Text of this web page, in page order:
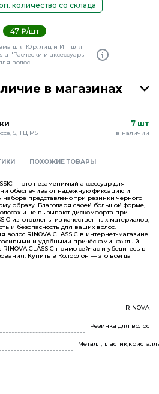
количество со склада
47 ₽/шт
для Юр. лиц и ИП для
"Расчески и аксессуары
волос"
в магазинах
5, ТЦ М5
7 шт
в наличии
ПОХОЖИЕ ТОВАРЫ
— это незаменимый аксессуар для
обеспечивают надёжную фиксацию и
представлено три резинки чёрного
образу. Благодаря своей большой форме,
и не вызывают дискомфорта при
изготовлены из качественных материалов,
и безопасность для ваших волос.
волос RINOVA CLASSIC в интернет-магазине
и удобными причёсками каждый
CLASSIC прямо сейчас и убедитесь в
Купить в Колорлон — это всегда
RINOVA
Резинка для волос